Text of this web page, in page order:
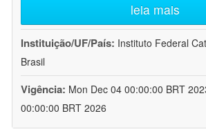
leia mais
Instituição/UF/País: Instituto Federal
Brasil
Vigência: Mon Dec 04 00:00:00 BRT
00:00:00 BRT 2026